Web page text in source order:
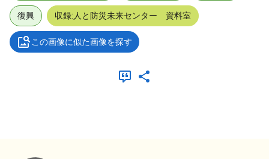
復興 収録:人と防災未来センター 資料室
この画像に似た画像を探す